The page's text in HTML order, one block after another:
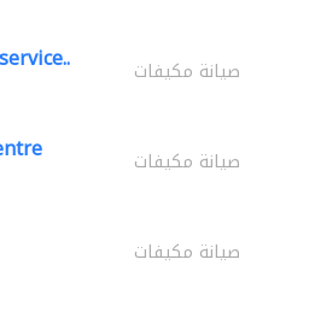
صيانة مكيفات
صيانة مكيفات
صيانة مكيفات